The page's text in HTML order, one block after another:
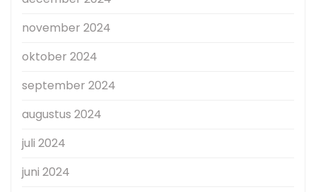
november 2024
oktober 2024
september 2024
augustus 2024
juli 2024
juni 2024